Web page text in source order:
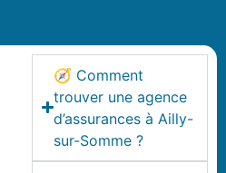
🧭 Comment
trouver une agence
d’assurances à Ailly-
sur-Somme ?